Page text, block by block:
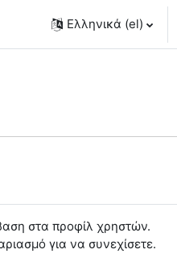
Ελληνικά ‎(el)‎
στα προφίλ χρηστών.
για να συνεχίσετε.